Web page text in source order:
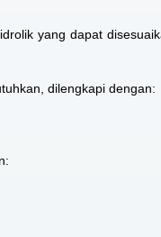
yang dapat
dilengkapi dengan: